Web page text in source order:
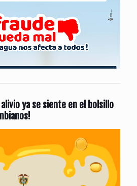
alivio ya se siente en el bolsillo